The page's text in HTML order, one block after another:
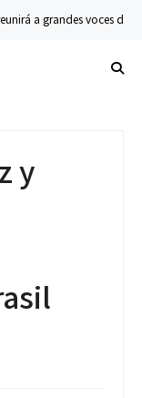
a grandes voces de
y